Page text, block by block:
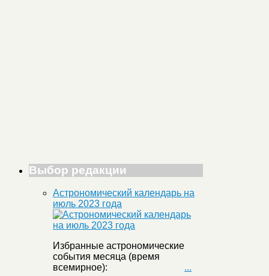
Выбор редакции
Астрономический календарь на
июль 2023 года
Избранные астрономические
события месяца (время
всемирное): ...